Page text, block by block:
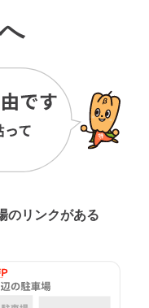
のリンクがある